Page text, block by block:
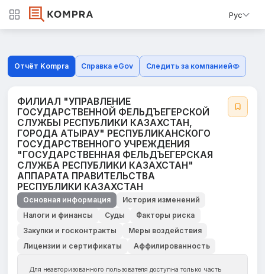
Рус
Отчёт Kompra Справка eGov Следить за компанией
ФИЛИАЛ "УПРАВЛЕНИЕ
ГОСУДАРСТВЕННОЙ ФЕЛЬДЪЕГЕРСКОЙ
СЛУЖБЫ РЕСПУБЛИКИ КАЗАХСТАН,
ГОРОДА АТЫРАУ" РЕСПУБЛИКАНСКОГО
ГОСУДАРСТВЕННОГО УЧРЕЖДЕНИЯ
"ГОСУДАРСТВЕННАЯ ФЕЛЬДЪЕГЕРСКАЯ
СЛУЖБА РЕСПУБЛИКИ КАЗАХСТАН"
АППАРАТА ПРАВИТЕЛЬСТВА
РЕСПУБЛИКИ КАЗАХСТАН
Основная информация
История изменений
Налоги и финансы
Суды
Факторы риска
Закупки и госконтракты
Меры воздействия
Лицензии и сертификаты
Аффилированность
Для неавторизованного пользователя доступна только часть